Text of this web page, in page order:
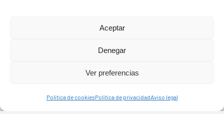
Aceptar
Denegar
Ver preferencias
Política de cookiesPolítica de privacidadAviso legal
© Copyright2026 Ayuntamiento de Yaiza - Todos los